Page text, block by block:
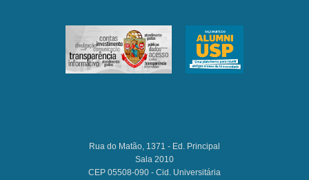
Rua do Matão, 1371 - Ed. Principal
Sala 2010
CEP 05508-090 - Cid. Universitária